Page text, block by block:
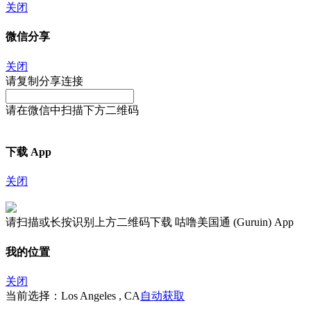
关闭
微信分享
关闭
请复制分享连接
请在微信中扫描下方二维码
下载 App
关闭
请扫描或长按识别上方二维码下载 咕噜美国通 (Guruin) App
我的位置
关闭
当前选择：Los Angeles , CA 自动获取